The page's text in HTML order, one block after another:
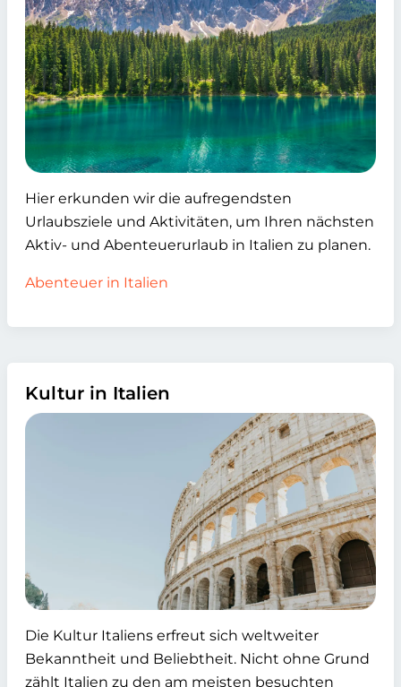
Hier erkunden wir die aufregendsten
Urlaubsziele und Aktivitäten, um Ihren nächsten
Aktiv- und Abenteuerurlaub in Italien zu planen.
Abenteuer in Italien
Kultur in Italien
Die Kultur Italiens erfreut sich weltweiter
Bekanntheit und Beliebtheit. Nicht ohne Grund
zählt Italien zu den am meisten besuchten